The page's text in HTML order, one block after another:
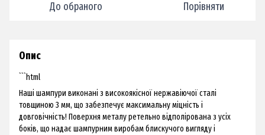
До обраного Порівняти
Опис
```html
Наші шампури виконані з високоякісної нержавіючої сталі
товщиною 3 мм, що забезпечує максимальну міцність і
довговічність! Поверхня металу ретельно відполірована з усіх
боків, що надає шампурним виробам блискучого вигляду і